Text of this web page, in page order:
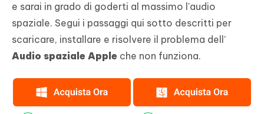
e sarai in grado di goderti al massimo l'audio
spaziale. Segui i passaggi qui sotto descritti per
scaricare, installare e risolvere il problema dell’
Audio spaziale Apple che non funziona.